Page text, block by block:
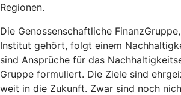
Regionen.
Die Genossenschaftliche
Institut gehört, folgt einem
sind Ansprüche für das
Gruppe formuliert. Die Ziele sind
weit in die Zukunft. Zwar sind noch